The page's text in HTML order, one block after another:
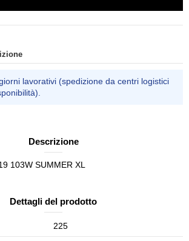
lavorativi (spedizione da centri logistici
Descrizione
103W SUMMER XL
Dettagli del prodotto
225